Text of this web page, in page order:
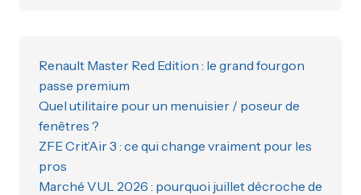
Renault Master Red Edition : le grand fourgon
passe premium
Quel utilitaire pour un menuisier / poseur de
fenêtres ?
ZFE Crit’Air 3 : ce qui change vraiment pour les
pros
Marché VUL 2026 : pourquoi juillet décroche de